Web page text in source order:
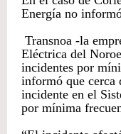
Energía no
Transnoa -la
Eléctrica del
incidentes por
informó que cerca
incidente en el
por mínima